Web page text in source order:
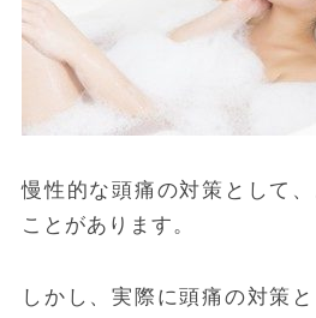
慢性的な頭痛の対策として
ことがあります。
しかし、実際に頭痛の対策